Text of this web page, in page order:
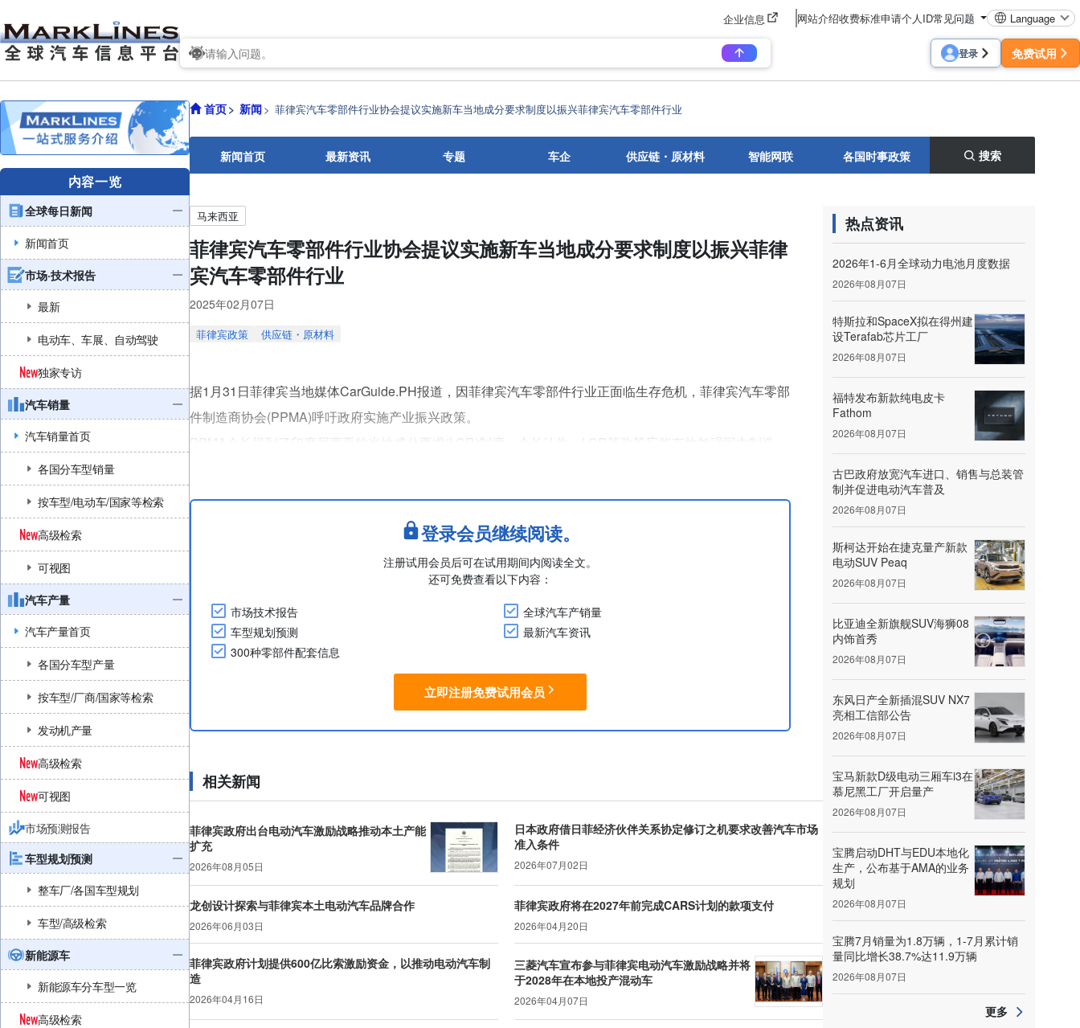
企业信息 网站介绍收费标准申请个人ID常见问题 Language
登录 免费试用
内容一览
全球每日新闻
新闻首页
市场·技术报告
最新
电动车、车展、自动驾驶
独家专访
汽车销量
汽车销量首页
各国分车型销量
按车型/电动车/国家等检索
高级检索
可视图
汽车产量
汽车产量首页
各国分车型产量
按车型/厂商/国家等检索
发动机产量
高级检索
可视图
市场预测报告
车型规划预测
整车厂/各国车型规划
车型/高级检索
新能源车
新能源车分车型一览
高级检索
首页 新闻 菲律宾汽车零部件行业协会提议实施新车当地成分要求制度以振兴菲律宾汽车零部件行业
新闻首页 最新资讯 专题 车企 供应链・原材料 智能网联 各国时事政策 搜索
马来西亚
菲律宾汽车零部件行业协会提议实施新车当地成分要求制度以振兴菲律
宾汽车零部件行业
2025年02月07日
菲律宾政策 供应链・原材料
据1月31日菲律宾当地媒体CarGuide.PH报道，因菲律宾汽车零部件行业正面临生存危机，菲律宾汽车零部
件制造商协会(PPMA)呼吁政府实施产业振兴政策。
PPMA会长提到了印度尼西亚的当地成分要求(LCR)制度。会长认为，LCR等政策应能有效加强国内制造
登录会员继续阅读。
注册试用会员后可在试用期间内阅读全文。
还可免费查看以下内容：
市场技术报告
全球汽车产销量
车型规划预测
最新汽车资讯
300种零部件配套信息
立即注册免费试用会员
相关新闻
菲律宾政府出台电动汽车激励战略推动本土产能
扩充
2026年08月05日
日本政府借日菲经济伙伴关系协定修订之机要求改善汽车市场
准入条件
2026年07月02日
龙创设计探索与菲律宾本土电动汽车品牌合作
2026年06月03日
菲律宾政府将在2027年前完成CARS计划的款项支付
2026年04月20日
菲律宾政府计划提供600亿比索激励资金，以推动电动汽车制
造
2026年04月16日
三菱汽车宣布参与菲律宾电动汽车激励战略并将
于2028年在本地投产混动车
2026年04月07日
热点资讯
2026年1-6月全球动力电池月度数据
2026年08月07日
特斯拉和SpaceX拟在得州建
设Terafab芯片工厂
2026年08月07日
福特发布新款纯电皮卡
Fathom
2026年08月07日
古巴政府放宽汽车进口、销售与总装管
制并促进电动汽车普及
2026年08月07日
斯柯达开始在捷克量产新款
电动SUV Peaq
2026年08月07日
比亚迪全新旗舰SUV海狮08
内饰首秀
2026年08月07日
东风日产全新插混SUV NX7
亮相工信部公告
2026年08月07日
宝马新款D级电动三厢车i3在
慕尼黑工厂开启量产
2026年08月07日
宝腾启动DHT与EDU本地化
生产，公布基于AMA的业务
规划
2026年08月07日
宝腾7月销量为1.8万辆，1-7月累计销
量同比增长38.7%达11.9万辆
2026年08月07日
更多